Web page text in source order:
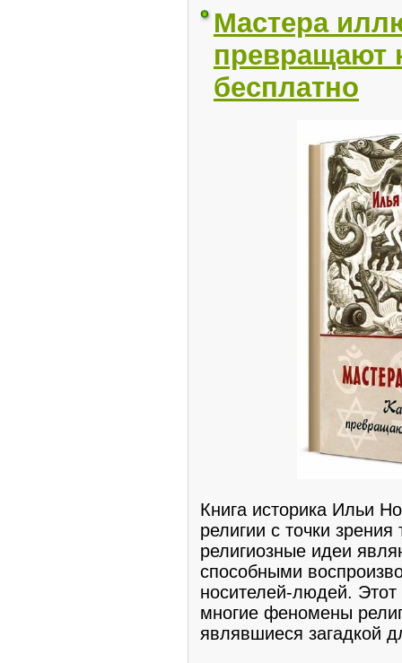
Мастера
превращают
бесплатно
Книга историка Ильи
религии с точки
религиозные идеи
способными
носителей-людей. Этот
многие феномены
являвшиеся загадкой